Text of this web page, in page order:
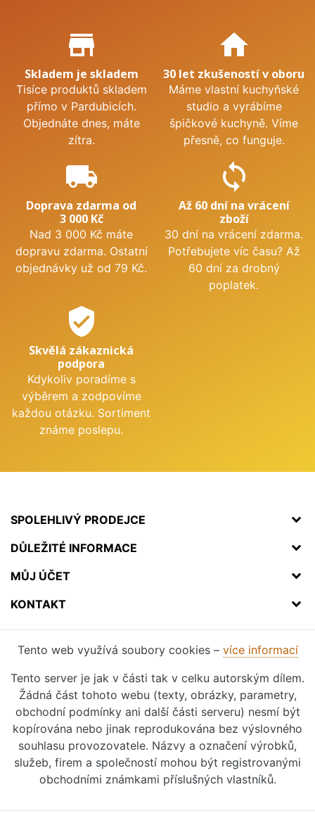
Proč nakupovat u nás?
store_mall_directory
Skladem je skladem
Tisíce produktů skladem
přímo v Pardubicích.
Objednáte dnes, máte
zítra.
home
30 let zkušeností v oboru
Máme vlastní kuchyňské
studio a vyrábíme
špičkové kuchyně. Víme
přesně, co funguje.
local_shipping
Doprava zdarma od
3 000 Kč
Nad 3 000 Kč máte
dopravu zdarma. Ostatní
objednávky už od 79 Kč.
sync
Až 60 dní na vrácení
zboží
30 dní na vrácení zdarma.
Potřebujete víc času? Až
60 dní za drobný
poplatek.
verified_user
Skvělá zákaznická
podpora
Kdykoliv poradíme s
výběrem a zodpovíme
každou otázku. Sortiment
známe poslepu.
SPOLEHLIVÝ PRODEJCE
DŮLEŽITÉ INFORMACE
MŮJ ÚČET
KONTAKT
Tento web využívá soubory cookies – více informací
Tento server je jak v části tak v celku autorským dílem.
Žádná část tohoto webu (texty, obrázky, parametry,
obchodní podmínky ani další části serveru) nesmí být
kopírována nebo jinak reprodukována bez výslovného
souhlasu provozovatele. Názvy a označení výrobků,
služeb, firem a společností mohou být registrovanými
obchodními známkami příslušných vlastníků.